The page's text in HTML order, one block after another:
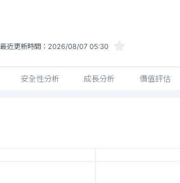
最近更新時間： 2026/08/07 05:30
安全性分析 成長分析 價值評估